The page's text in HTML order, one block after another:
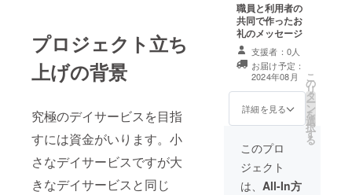
プロジェクト立ち
上げの背景
究極のデイサービスを目指
すには資金がいります。小
さなデイサービスですが大
きなデイサービスと同じ
職員と利用者の
共同で作ったお
礼のメッセージ
支援者：0人
お届け予定：
2024年08月
詳細を見る
こ
の
リ
タ
ー
ン
を
選
択
す
る
このプロ
ジェクト
は、 All-In方